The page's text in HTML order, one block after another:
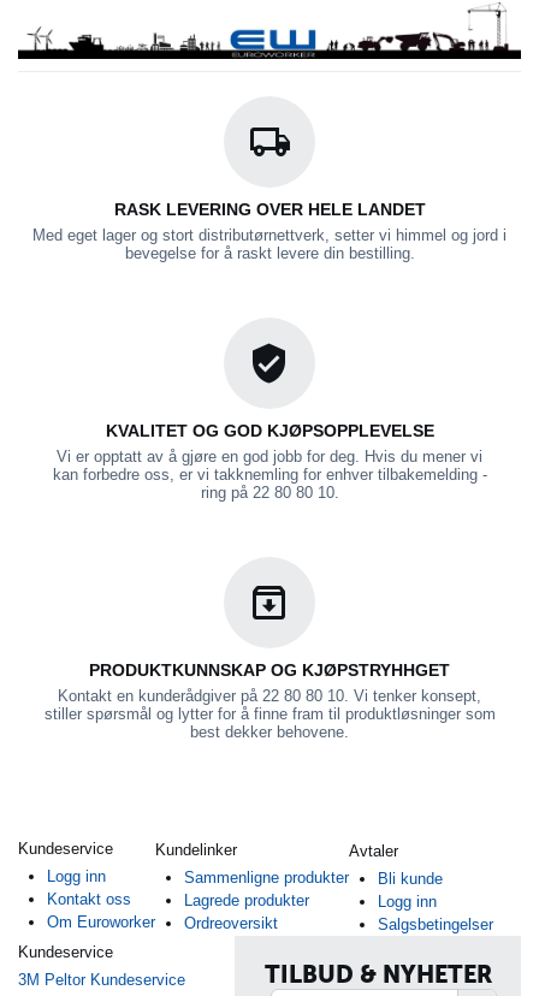
RASK LEVERING OVER HELE LANDET
Med eget lager og stort distributørnettverk, setter vi himmel og jord i
bevegelse for å raskt levere din bestilling.
KVALITET OG GOD KJØPSOPPLEVELSE
Vi er opptatt av å gjøre en god jobb for deg. Hvis du mener vi
kan forbedre oss, er vi takknemling for enhver tilbakemelding -
ring på 22 80 80 10.
PRODUKTKUNNSKAP OG KJØPSTRYHHGET
Kontakt en kunderådgiver på 22 80 80 10. Vi tenker konsept,
stiller spørsmål og lytter for å finne fram til produktløsninger som
best dekker behovene.
Kundeservice
Logg inn
Kontakt oss
Om Euroworker
Kundelinker
Sammenligne produkter
Lagrede produkter
Ordreoversikt
Avtaler
Bli kunde
Logg inn
Salgsbetingelser
Kundeservice
3M Peltor Kundeservice
TILBUD & NYHETER